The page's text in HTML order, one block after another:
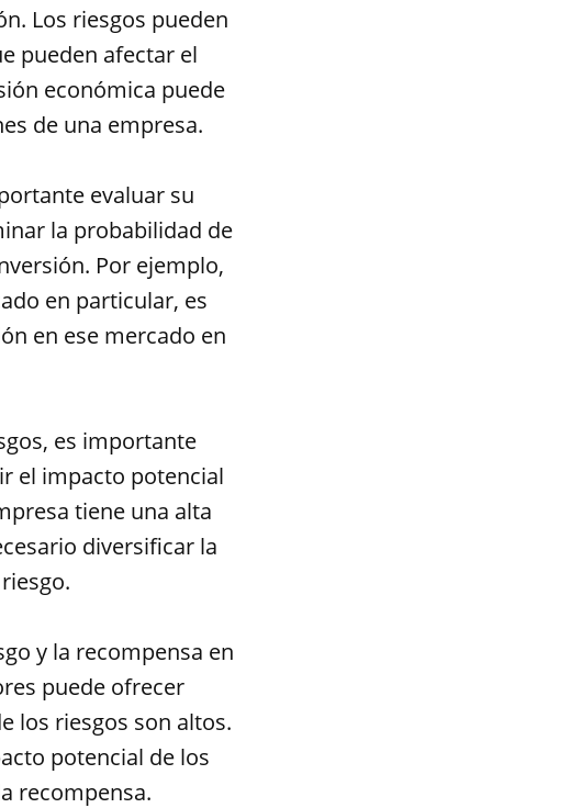
Los riesgos pueden
pueden afectar el
económica puede
de una empresa.
evaluar su
la probabilidad de
Por ejemplo,
en particular, es
en ese mercado en
es importante
el impacto potencial
tiene una alta
diversificar la
y la recompensa en
puede ofrecer
los riesgos son altos.
potencial de los
recompensa.